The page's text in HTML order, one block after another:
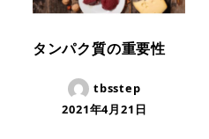
タンパク質の重要性
tbsstep
2021年4月21日